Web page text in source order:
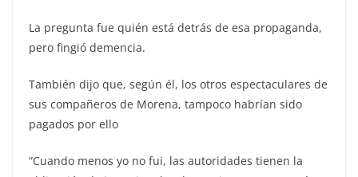
La pregunta fue quién está detrás de esa propaganda,
pero fingió demencia.
También dijo que, según él, los otros espectaculares de
sus compañeros de Morena, tampoco habrían sido
pagados por ello
“Cuando menos yo no fui, las autoridades tienen la